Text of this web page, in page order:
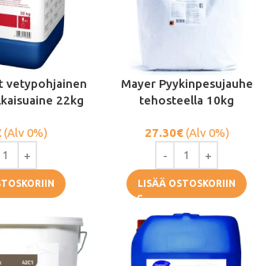
vetypohjainen
22kg
(Alv 0%)
Mayer Pyykinpesujauhe
tehosteella 10kg
27.30€(Alv 0%)
LISÄÄ OSTOSKORIIN